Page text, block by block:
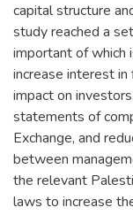
capital structure
study reached a
important of which
increase interest in
impact on
statements of
Exchange, and
between
the relevant
laws to increase